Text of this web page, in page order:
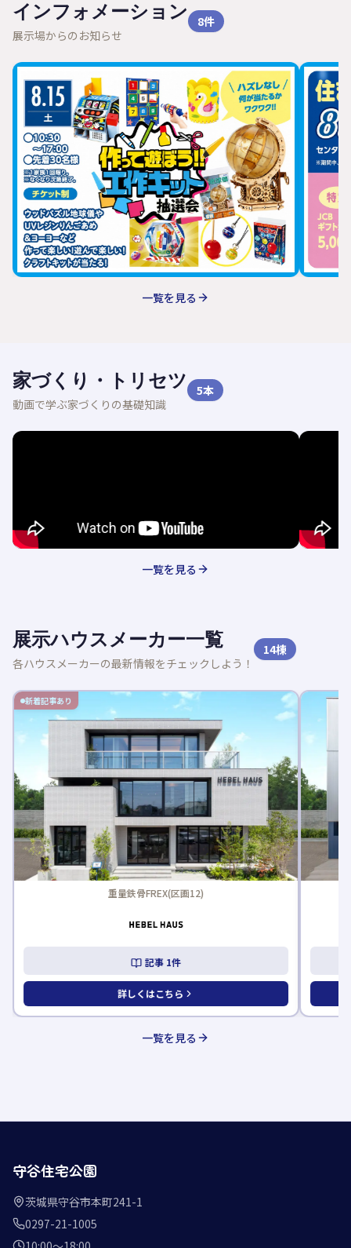
インフォメーション
展示場からのお知らせ
8件
一覧を見る
家づくり・トリセツ
動画で学ぶ家づくりの基礎知識
5本
一覧を見る
展示ハウスメーカー一覧
各ハウスメーカーの最新情報をチェックしよう！
14棟
新着記事あり
重量鉄骨FREX(区画12)
記事 1件
詳しくはこちら
一覧を見る
守谷住宅公園
茨城県守谷市本町241-1
0297-21-1005